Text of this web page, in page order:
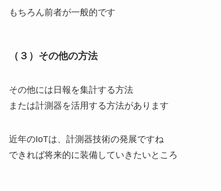
もちろん前者が一般的です
（３）その他の方法
その他には日報を集計する方法
または計測器を活用する方法があります
近年のIoTは、計測器技術の発展ですね
できれば将来的に装備していきたいところ